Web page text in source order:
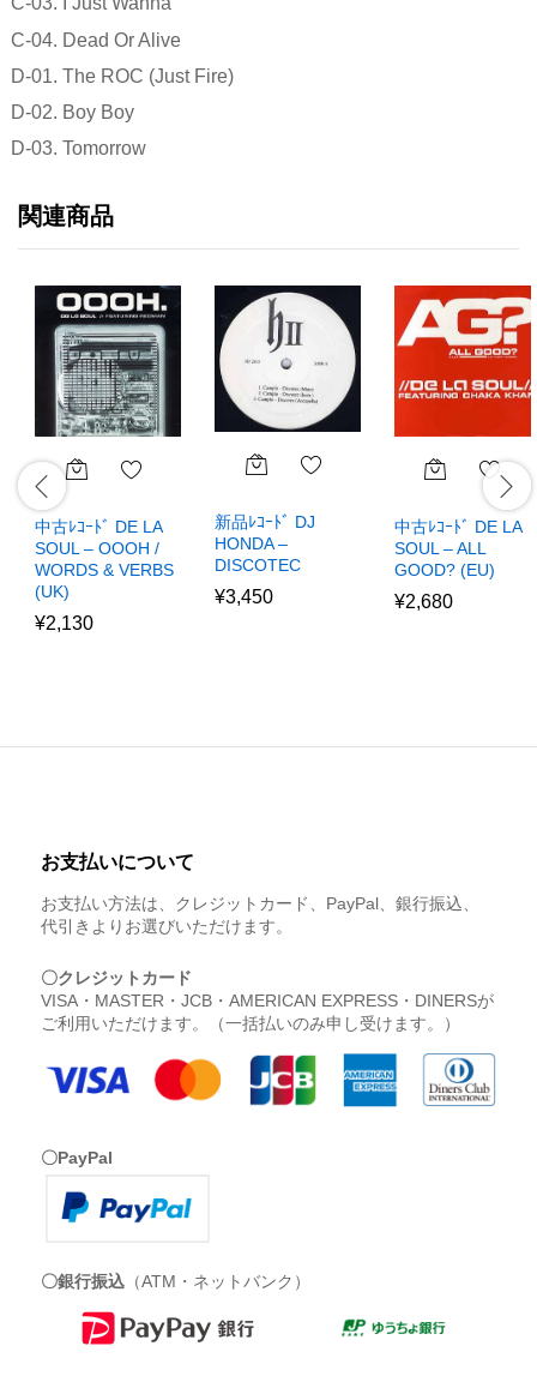
C-04. Dead Or Alive
D-01. The ROC (Just Fire)
D-02. Boy Boy
D-03. Tomorrow
関連商品
中古ﾚｺｰﾄﾞ DE LA
SOUL – OOOH /
WORDS & VERBS
(UK)
¥2,130
新品ﾚｺｰﾄﾞ DJ
HONDA –
DISCOTEC
¥3,450
中古ﾚｺｰﾄﾞ DE LA
SOUL – ALL
GOOD? (EU)
¥2,680
お支払いについて
お支払い方法は、クレジットカード、PayPal、銀行振込、
代引きよりお選びいただけます。
〇クレジットカード
VISA・MASTER・JCB・AMERICAN EXPRESS・DINERSが
ご利用いただけます。（一括払いのみ申し受けます。）
〇PayPal
〇銀行振込 （ATM・ネットバンク）